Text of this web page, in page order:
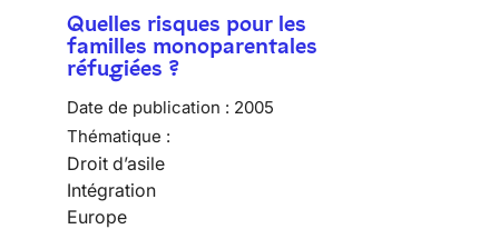
Quelles risques pour les
familles monoparentales
réfugiées ?
Date de publication : 2005
Thématique :
Droit d’asile
Intégration
Europe